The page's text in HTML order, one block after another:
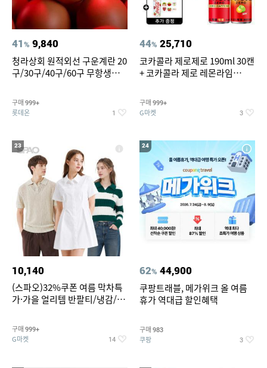
41% 9,840
청라상회 원적외선 구운계란 20
구/30구/40구/60구 무항생제
구매 999+
롯데온 1
44% 25,710
코카콜라 제로제로 190ml 30캔
+ 코카콜라 제로 레몬라임
티커 세트
구매 999+
G마켓 3
23
10,140
(스파오)32%쿠폰 여름 막차특
가·가을 얼리템 반팔티/냉감/반
건 외 ~74%OFF
구매 999+
G마켓 14
24
62% 44,900
쿠팡트래블, 메가위크 올 여름
휴가 역대급 할인혜택
구매 983
쿠팡 3